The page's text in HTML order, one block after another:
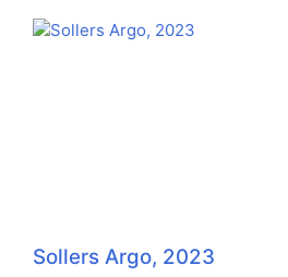
Sollers Argo, 2023